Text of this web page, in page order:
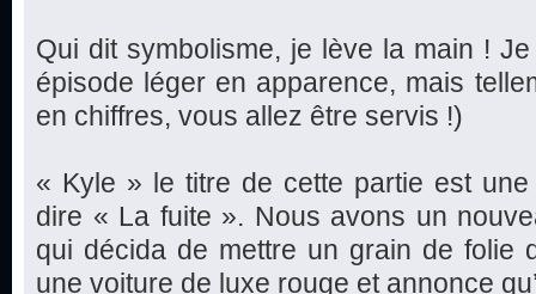
Qui dit symbolisme, je lève la main !
épisode léger en apparence, mais
en chiffres, vous allez être servis !)
« Kyle » le titre de cette partie est
dire « La fuite ». Nous avons un
qui décida de mettre un grain de folie
une voiture de luxe rouge et annonce